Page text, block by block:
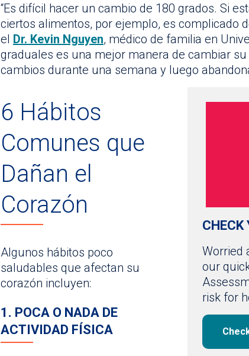
“Es difícil hacer un cambio de 180 grados. Si
ciertos alimentos, por ejemplo, es complicado
el Dr. Kevin Nguyen, médico de familia en
graduales es una mejor manera de cambiar
cambios durante una semana y luego
CHECK
Worried
our
risk for
6 Hábitos
Comunes que
Dañan el
Corazón
Algunos hábitos poco
saludables que afectan su
corazón incluyen:
1. POCA O NADA DE
ACTIVIDAD FÍSICA